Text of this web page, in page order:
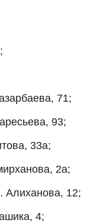
71;
93;
33а;
2а;
Алиханова, 12;
4;